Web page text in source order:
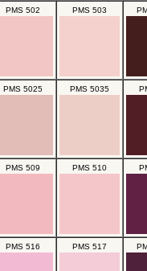
PMS 502 PMS 503
PMS 5025 PMS 5035
PMS 509 PMS 510
PMS 516 PMS 517